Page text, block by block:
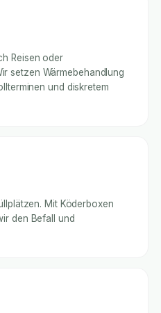
Reisen oder
setzen Wärmebehandlung
und diskretem
Mit Köderboxen
den Befall und